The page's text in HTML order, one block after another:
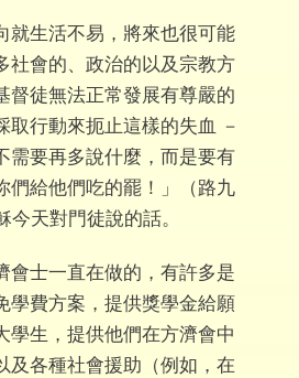
就生活不易，將來也很可能
社會的、政治的以及宗教方
督徒無法正常發展有尊嚴的
取行動來扼止這樣的失血 －
需要再多說什麼，而是要有
們給他們吃的罷！」（路九
今天對門徒說的話。
會士一直在做的，有許多是
學費方案，提供獎學金給願
學生，提供他們在方濟會中
及各種社會援助（例如，在